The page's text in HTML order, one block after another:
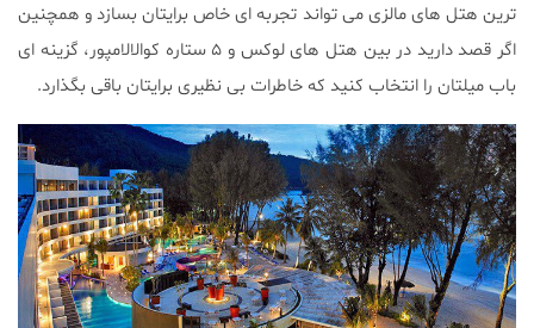
ترین هتل های مالزی می تواند تجربه ای خاص برایتان بسازد و همچنین
اگر قصد دارید در بین هتل ‌های لوکس و ۵ ستاره کوالالامپور، گزینه ‌ای
باب میلتان را انتخاب کنید که خاطرات بی ‌نظیری برایتان باقی بگذارد.